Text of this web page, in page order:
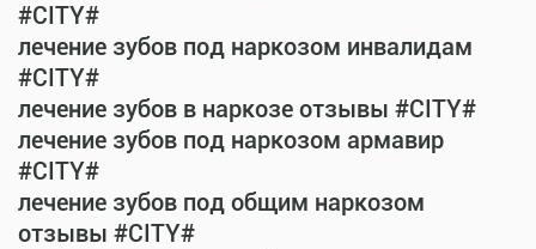
#CITY#
лечение зубов под наркозом инвалидам
#CITY#
лечение зубов в наркозе отзывы #CITY#
лечение зубов под наркозом армавир
#CITY#
лечение зубов под общим наркозом
отзывы #CITY#